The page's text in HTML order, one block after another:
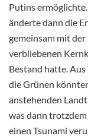
Putins
änderte dann die
gemeinsam mit
verbliebenen
Bestand hatte.
die Grünen
anstehenden
was dann
einen Tsunami